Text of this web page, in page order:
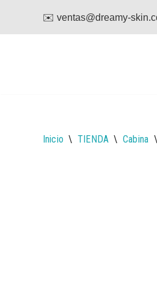
Saltar
✉️ ventas@dreamy-
Inicio \ TIENDA \ Cabina \